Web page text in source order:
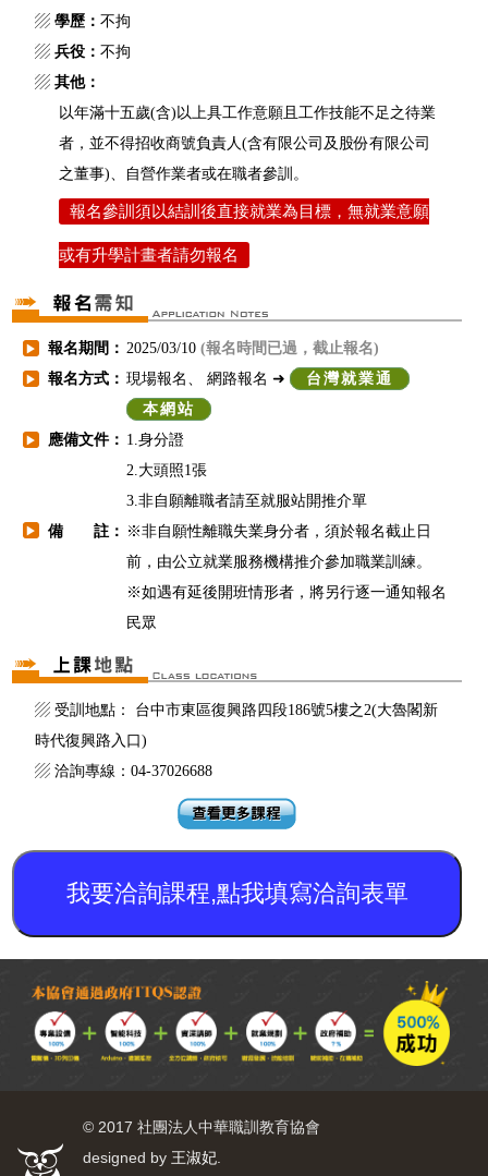
▨ 學歷： 不拘
▨ 兵役： 不拘
▨ 其他：
以年滿十五歲(含)以上具工作意願且工作技能不足之待業
者，並不得招收商號負責人(含有限公司及股份有限公司
之董事)、自營作業者或在職者參訓。
報名參訓須以結訓後直接就業為目標，無就業意願
或有升學計畫者請勿報名
▶ 報名期間： 2025/03/10 (報名時間已過，截止報名)
▶ 報名方式： 現場報名、 網路報名 ➜
台灣就業通
本網站
▶ 應備文件： 1.身分證
2.大頭照1張
3.非自願離職者請至就服站開推介單
▶ 備 註： ※非自願性離職失業身分者，須於報名截止日
前，由公立就業服務機構推介參加職業訓練。
※如遇有延後開班情形者，將另行逐一通知報名
民眾
▨ 受訓地點： 台中市東區復興路四段186號5樓之2(大魯閣新
時代復興路入口)
▨ 洽詢專線：04-37026688
我要洽詢課程,點我填寫洽詢表單
© 2017 社團法人中華職訓教育協會
designed by 王淑妃.